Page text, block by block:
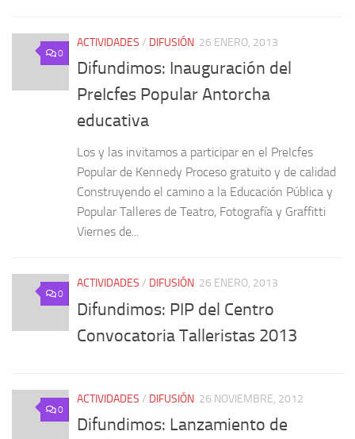
0
ACTIVIDADES / DIFUSIÓN 26 ENERO, 2013
Difundimos: Inauguración del
PreIcfes Popular Antorcha
educativa
Los y las invitamos a participar en el PreIcfes
Popular de Kennedy Proceso gratuito y de calidad
Construyendo el camino a la Educación Pública y
Popular Talleres de Teatro, Fotografía y Graffitti
Viernes de...
0
ACTIVIDADES / DIFUSIÓN 26 ENERO, 2013
Difundimos: PIP del Centro
Convocatoria Talleristas 2013
0
ACTIVIDADES / DIFUSIÓN 26 NOVIEMBRE, 2012
Difundimos: Lanzamiento de